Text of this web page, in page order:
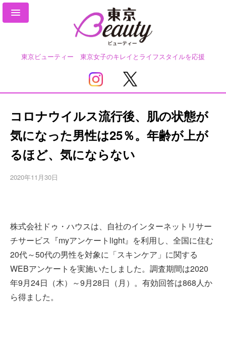
東京ビューティー 東京女子のキレイとライフスタイルを応援
コロナウイルス流行後、肌の状態が
気になった男性は25％。年齢が上が
るほど、気にならない
2020年11月30日
株式会社ドゥ・ハウスは、自社のインターネットリサー
チサービス『myアンケートlight』を利用し、全国に住む
20代～50代の男性を対象に「スキンケア」に関する
WEBアンケートを実施いたしました。調査期間は2020
年9月24日（木）～9月28日（月）。有効回答は868人か
ら得ました。